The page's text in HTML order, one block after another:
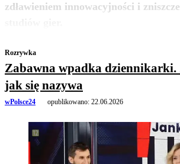
zdławieniem innowacyjności i
zobacz
Rozrywka
Zabawna wpadka dziennikarki.
jak się nazywa
wPolsce24 opublikowano: 22.06.2026